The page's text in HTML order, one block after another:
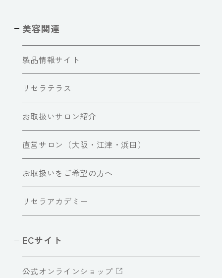
美容関連
製品情報サイト
リセラテラス
お取扱いサロン紹介
直営サロン（大阪・江津・浜田）
お取扱いをご希望の方へ
リセラアカデミー
ECサイト
公式オンラインショップ